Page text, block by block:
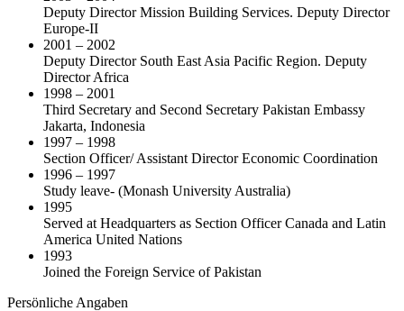
Deputy Director Mission Building Services. Deputy Director
Europe-II
2001 – 2002
Deputy Director South East Asia Pacific Region. Deputy
Director Africa
1998 – 2001
Third Secretary and Second Secretary Pakistan Embassy
Jakarta, Indonesia
1997 – 1998
Section Officer/ Assistant Director Economic Coordination
1996 – 1997
Study leave- (Monash University Australia)
1995
Served at Headquarters as Section Officer Canada and Latin
America United Nations
1993
Joined the Foreign Service of Pakistan
Persönliche Angaben